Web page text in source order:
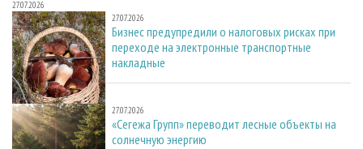
27.07.2026
27.07.2026
Бизнес предупредили о налоговых рисках при
переходе на электронные транспортные
накладные
27.07.2026
27.07.2026
«Сегежа Групп» переводит лесные объекты на
солнечную энергию